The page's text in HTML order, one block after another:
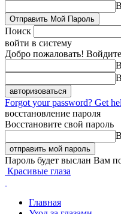
Поиск
войти в систему
Добро пожаловать!
Forgot your password? Get
восстановление пароля
Восстановите свой пароль
Пароль будет выслан Вам
Красивые глаза
Главная